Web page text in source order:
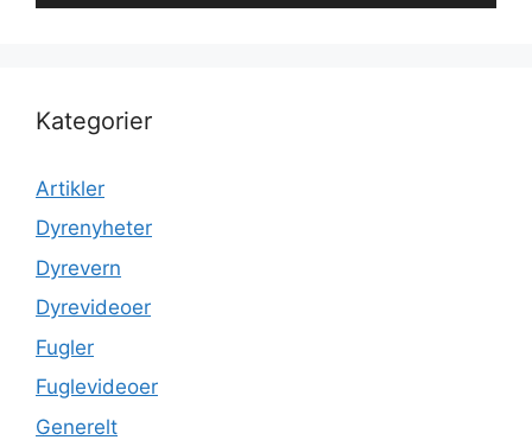
Kategorier
Artikler
Dyrenyheter
Dyrevern
Dyrevideoer
Fugler
Fuglevideoer
Generelt